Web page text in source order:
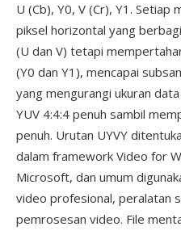
U (Cb), Y0, V (Cr), Y1.
piksel horizontal yang
(U dan V) tetapi
(Y0 dan Y1), mencapai
yang mengurangi ukuran
YUV 4:4:4 penuh sambil
penuh. Urutan UYVY
dalam framework Video for
Microsoft, dan umum
video profesional, peralatan
pemrosesan video. File